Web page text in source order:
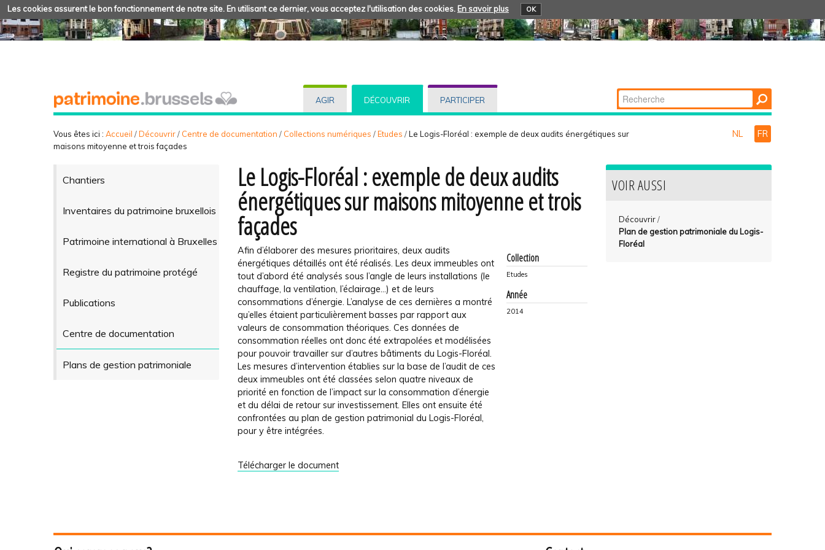
Les cookies assurent le bon fonctionnement de notre site. En utilisant ce dernier, vous acceptez l'utilisation des cookies. En savoir plus OK
AGIR DÉCOUVRIR PARTICIPER Chercher par
Recherche
Vous êtes ici : Accueil /Découvrir/ Centre de documentation / Collections numériques /Etudes /Le Logis-Floréal : exemple de deux audits énergétiques sur
maisons mitoyenne et trois façades
NL FR
Chantiers
Inventaires du patrimoine bruxellois
Patrimoine international à Bruxelles
Registre du patrimoine protégé
Publications
Centre de documentation
Plans de gestion patrimoniale
Le Logis-Floréal : exemple de deux audits
énergétiques sur maisons mitoyenne et trois
façades
Afin d’élaborer des mesures prioritaires, deux audits
énergétiques détaillés ont été réalisés. Les deux immeubles ont
tout d’abord été analysés sous l’angle de leurs installations (le
chauffage, la ventilation, l’éclairage…) et de leurs
consommations d’énergie. L’analyse de ces dernières a montré
qu’elles étaient particulièrement basses par rapport aux
valeurs de consommation théoriques. Ces données de
consommation réelles ont donc été extrapolées et modélisées
pour pouvoir travailler sur d’autres bâtiments du Logis-Floréal.
Les mesures d’intervention établies sur la base de l’audit de ces
deux immeubles ont été classées selon quatre niveaux de
priorité en fonction de l’impact sur la consommation d’énergie
et du délai de retour sur investissement. Elles ont ensuite été
confrontées au plan de gestion patrimonial du Logis-Floréal,
pour y être intégrées.
Télécharger le document
Collection
Etudes
Année
2014
VOIR AUSSI
Découvrir/
Plan de gestion patrimoniale du Logis-
Floréal